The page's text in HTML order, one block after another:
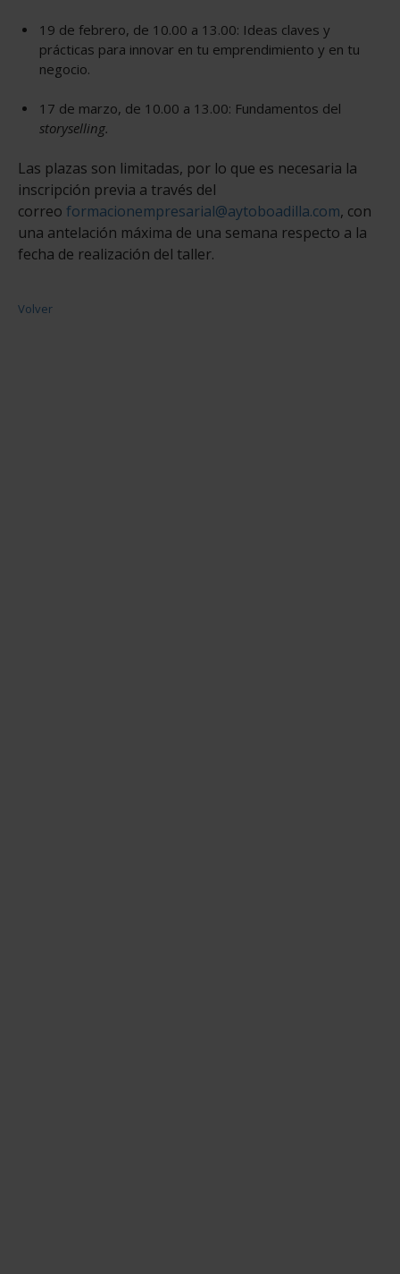
19 de febrero, de 10.00 a 13.00: Ideas claves y
prácticas para innovar en tu emprendimiento y en tu
negocio.
17 de marzo, de 10.00 a 13.00: Fundamentos del
storyselling.
Las plazas son limitadas, por lo que es necesaria la
inscripción previa a través del
correo formacionempresarial@aytoboadilla.com​, con
una antelación máxima de una semana respecto a la
fecha de realización del taller.
Volver